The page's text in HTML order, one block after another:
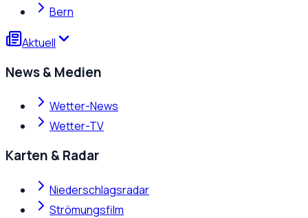
Bern
Aktuell
News & Medien
Wetter-News
Wetter-TV
Karten & Radar
Niederschlagsradar
Strömungsfilm